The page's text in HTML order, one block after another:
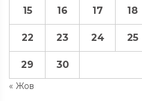
« Жов
15 16 17 18
22 23 24 25
29 30